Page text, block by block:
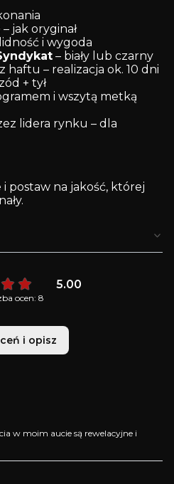
jak oryginał
i wygoda
– biały lub czarny
haftu – realizacja ok. 10 dni
+ tył
i wszytą metką
lidera rynku – dla
postaw na jakość, której
5.00
ocen: 8
i opisz
w moim aucie są rewelacyjne i